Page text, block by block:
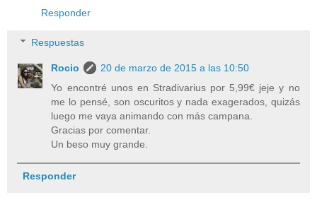
Responder
Respuestas
Rocio
20 de marzo de 2015 a las 10:50
Yo encontré unos en Stradivarius por 5,99€ jeje y no
me lo pensé, son oscuritos y nada exagerados, quizás
luego me vaya animando con más campana.
Gracias por comentar.
Un beso muy grande.
Responder